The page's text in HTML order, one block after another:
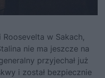
i Roosevelta w Sakach,
nie ma jeszcze na
przyjechał już
i został bezpiecznie